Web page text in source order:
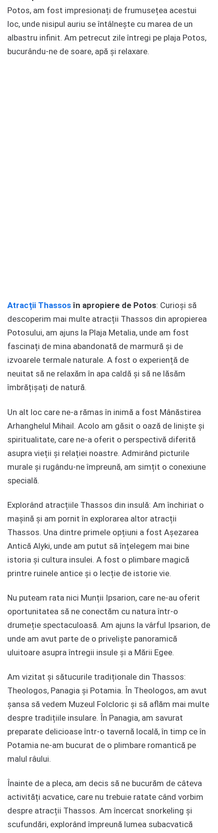
Potos, am fost impresionați de frumusețea acestui
loc, unde nisipul auriu se întâlnește cu marea de un
albastru infinit. Am petrecut zile întregi pe plaja Potos,
bucurându-ne de soare, apă și relaxare.
Atracții Thassosîn apropiere de Potos: Curioși să
descoperim mai multe atracții Thassos din apropierea
Potosului, am ajuns la Plaja Metalia, unde am fost
fascinați de mina abandonată de marmură și de
izvoarele termale naturale. A fost o experiență de
neuitat să ne relaxăm în apa caldă și să ne lăsăm
îmbrățișați de natură.
Un alt loc care ne-a rămas în inimă a fost Mânăstirea
Arhanghelul Mihail. Acolo am găsit o oază de liniște și
spiritualitate, care ne-a oferit o perspectivă diferită
asupra vieții și relației noastre. Admirând picturile
murale și rugându-ne împreună, am simțit o conexiune
specială.
Explorând atracțiile Thassos din insulă: Am închiriat o
mașină și am pornit în explorarea altor atracții
Thassos. Una dintre primele opțiuni a fost Așezarea
Antică Alyki, unde am putut să înțelegem mai bine
istoria și cultura insulei. A fost o plimbare magică
printre ruinele antice și o lecție de istorie vie.
Nu puteam rata nici Munții Ipsarion, care ne-au oferit
oportunitatea să ne conectăm cu natura într-o
drumeție spectaculoasă. Am ajuns la vârful Ipsarion, de
unde am avut parte de o priveliște panoramică
uluitoare asupra întregii insule și a Mării Egee.
Am vizitat și sătucurile tradiționale din Thassos:
Theologos, Panagia și Potamia. În Theologos, am avut
șansa să vedem Muzeul Folcloric și să aflăm mai multe
despre tradițiile insulare. În Panagia, am savurat
preparate delicioase într-o tavernă locală, în timp ce în
Potamia ne-am bucurat de o plimbare romantică pe
malul râului.
Înainte de a pleca, am decis să ne bucurăm de câteva
activități acvatice, care nu trebuie ratate când vorbim
despre atracții Thassos. Am încercat snorkeling și
scufundări, explorând împreună lumea subacvatică